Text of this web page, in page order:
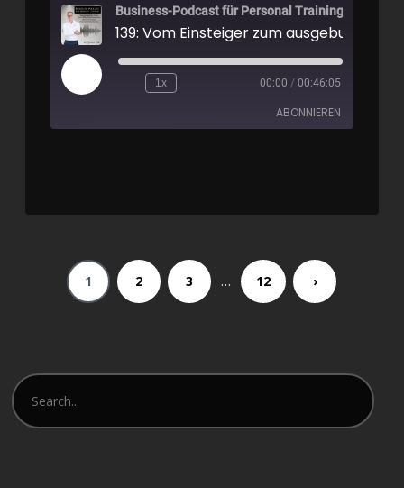
Business-Podcast für Personal Training
1x 00:00 / 00:46:05
ABONNIEREN
1 2 3 … 12 ›